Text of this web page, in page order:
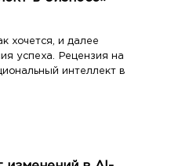
хочется, и далее
успеха. Рецензия на
интеллект в